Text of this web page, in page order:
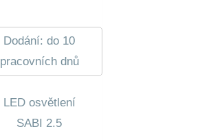
Dodání: do 10
pracovních dnů
LED osvětlení
SABI 2.5